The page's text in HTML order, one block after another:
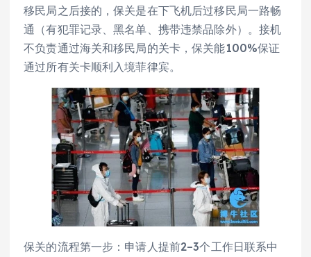
移民局之后接的，保关是在下飞机后过移民局一路畅
通（有犯罪记录、黑名单、携带违禁品除外）。接机
不负责通过海关和移民局的关卡，保关能100%保证
通过所有关卡顺利入境菲律宾。
保关的流程第一步：申请人提前2–3个工作日联系中